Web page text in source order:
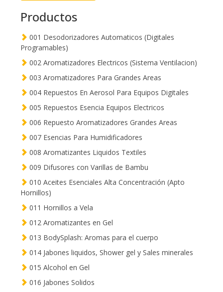
Productos
001 Desodorizadores Automaticos (Digitales
Programables)
002 Aromatizadores Electricos (Sistema Ventilacion)
003 Aromatizadores Para Grandes Areas
004 Repuestos En Aerosol Para Equipos Digitales
005 Repuestos Esencia Equipos Electricos
006 Repuesto Aromatizadores Grandes Areas
007 Esencias Para Humidificadores
008 Aromatizantes Liquidos Textiles
009 Difusores con Varillas de Bambu
010 Aceites Esenciales Alta Concentración (Apto
Hornillos)
011 Hornillos a Vela
012 Aromatizantes en Gel
013 BodySplash: Aromas para el cuerpo
014 Jabones liquidos, Shower gel y Sales minerales
015 Alcohol en Gel
016 Jabones Solidos